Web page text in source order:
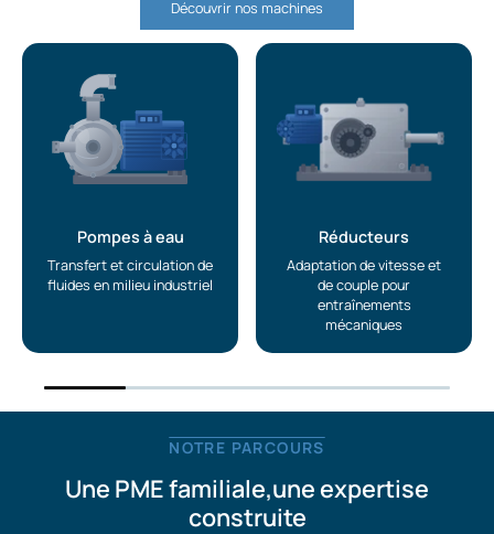
Découvrir nos machines
Pompes à eau
Transfert et circulation de
fluides en milieu industriel
Réducteurs
Adaptation de vitesse et
de couple pour
entraînements
mécaniques
NOTRE PARCOURS
Une PME familiale,une expertise
construite